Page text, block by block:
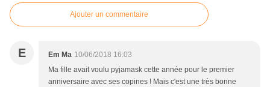
Ajouter un commentaire
E Em Ma 10/06/2018 16:03
Ma fille avait voulu pyjamask cette année pour le premier
anniversaire avec ses copines ! Mais c'est une très bonne